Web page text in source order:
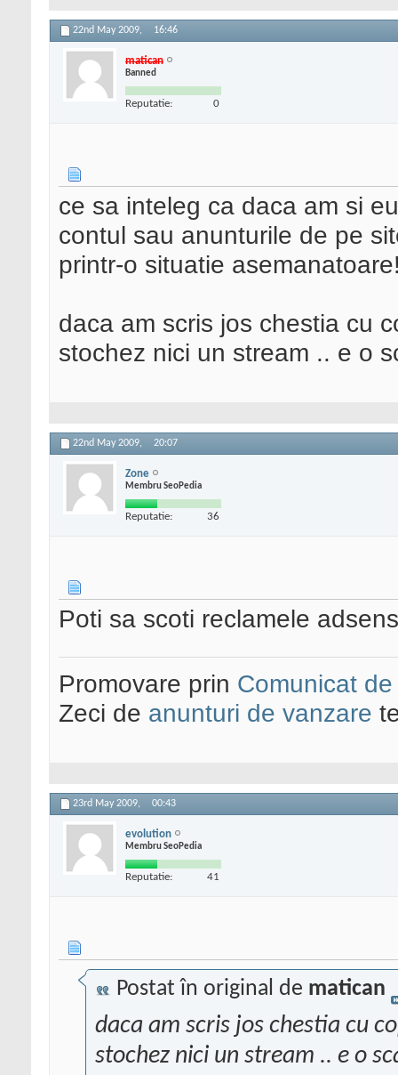
22nd May 2009, 16:46
matican
Banned
Reputatie: 0
ce sa inteleg ca daca am si
contul sau anunturile de pe
printr-o situatie
daca am scris jos chestia cu
stochez nici un stream .. e o
22nd May 2009, 20:07
Zone
Membru SeoPedia
Reputatie: 36
Poti sa scoti reclamele
Promovare prin Comunicat
Zeci de anunturi de vanzare
23rd May 2009, 00:43
evolution
Membru SeoPedia
Reputatie: 41
Postat în original de matican
daca am scris jos chestia cu
stochez nici un stream .. e o